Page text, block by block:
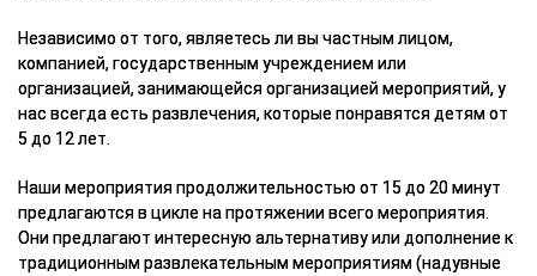
Независимо от того, являетесь ли вы частным лицом,
компанией, государственным учреждением или
организацией, занимающейся организацией мероприятий, у
нас всегда есть развлечения, которые понравятся детям от
5 до 12 лет.
Наши мероприятия продолжительностью от 15 до 20 минут
предлагаются в цикле на протяжении всего мероприятия.
Они предлагают интересную альтернативу или дополнение к
традиционным развлекательным мероприятиям (надувные